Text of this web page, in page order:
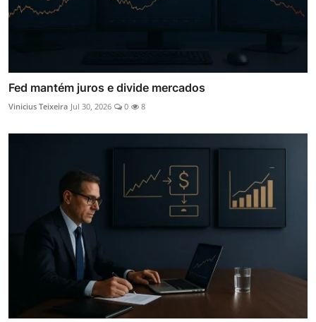
Fed mantém juros e divide mercados
Vinicius Teixeira Jul 30, 2026 0 8